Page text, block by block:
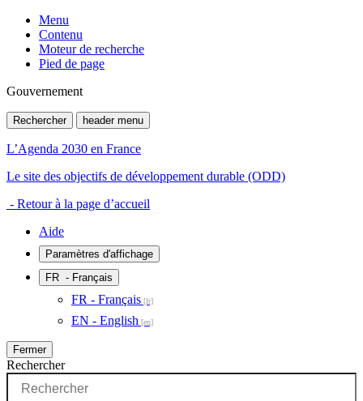
Menu
Contenu
Moteur de recherche
Pied de page
Gouvernement
Rechercher header menu
L’Agenda 2030 en France
Le site des objectifs de développement durable (ODD)
- Retour à la page d’accueil
Aide
Paramètres d'affichage
FR - Français
FR - Français
EN - English
Fermer
Rechercher